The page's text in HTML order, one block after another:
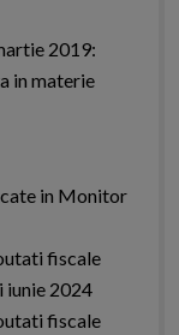
2019:
in materie
in Monitor
fiscale
iunie 2024
fiscale